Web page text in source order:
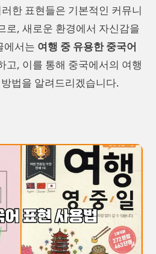
한 표현들은 기본적인 커뮤니
로, 새로운 환경에서 자신감을
에서는 여행 중 유용한 중국어
고, 이를 통해 중국에서의 여행
법을 알려드리겠습니다.